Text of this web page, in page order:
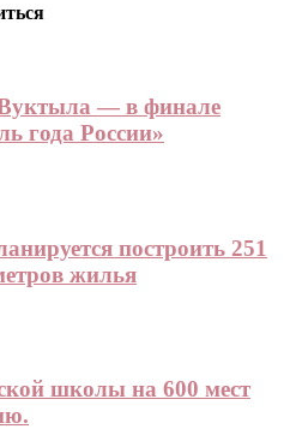
Вуктыла — в финале
года России»
построить 251
жилья
школы на 600 мест